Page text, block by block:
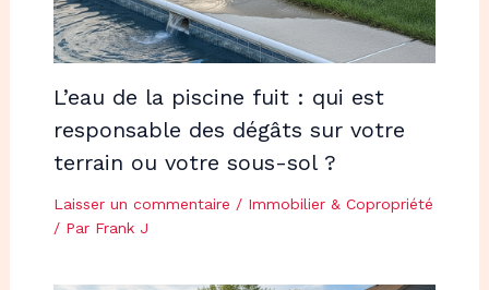
L’eau de la piscine fuit : qui est
responsable des dégâts sur votre
terrain ou votre sous-sol ?
Laisser un commentaire / Immobilier & Copropriété
/ Par Frank J